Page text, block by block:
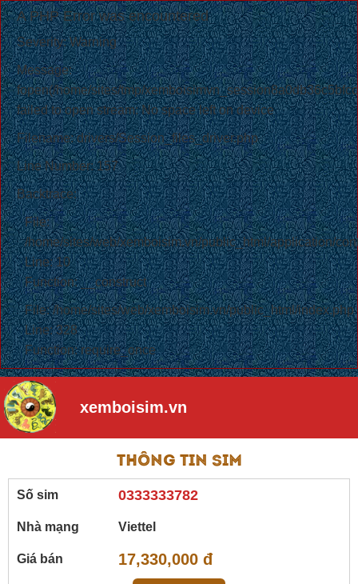
A PHP Error was encountered
Severity: Warning
Message:
fopen(/home/sites/tmp/
failed to open stream: No space left on device
Filename: drivers/Session_files_driver.php
Line Number: 157
Backtrace:
File:
/home/sites/web/xemboisim.vn/public_html/application/
Line: 10
Function: __construct
File: /home/sites/web/xemboisim.vn/public_html/index.php
Line: 328
Function: require_once
xemboisim.vn
Thông tin sim
Số sim 0333333782
Nhà mạng Viettel
Giá bán 17,330,000 đ